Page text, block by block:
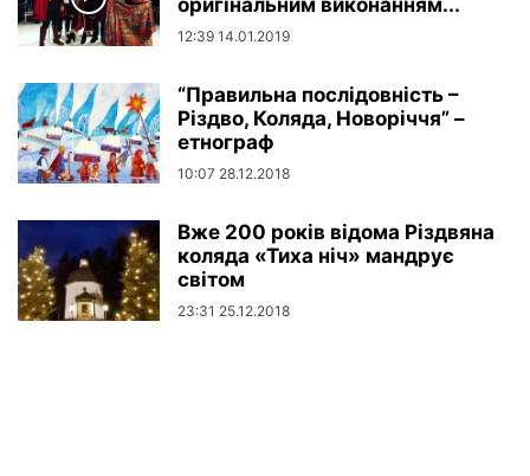
оригінальним виконанням...
12:39 14.01.2019
“Правильна послідовність –
Різдво, Коляда, Новоріччя” –
етнограф
10:07 28.12.2018
Вже 200 років відома Різдвяна
коляда «Тиха ніч» мандрує
світом
23:31 25.12.2018